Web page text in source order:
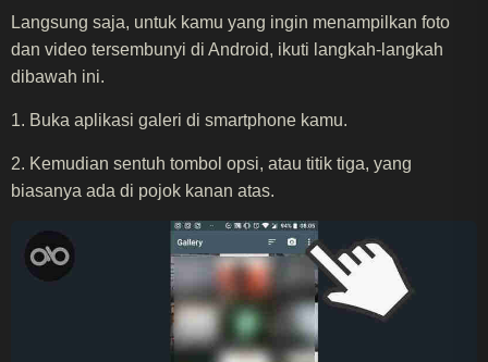
Langsung saja, untuk kamu yang ingin menampilkan foto
dan video tersembunyi di Android, ikuti langkah-langkah
dibawah ini.
1. Buka aplikasi galeri di smartphone kamu.
2. Kemudian sentuh tombol opsi, atau titik tiga, yang
biasanya ada di pojok kanan atas.